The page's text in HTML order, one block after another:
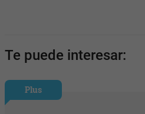
Te puede interesar:
Plus